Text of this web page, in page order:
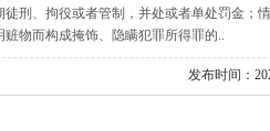
刑、拘役或者管制，并处或者单处罚金；
物而构成掩饰、隐瞒犯罪所得罪的..
发布时间：